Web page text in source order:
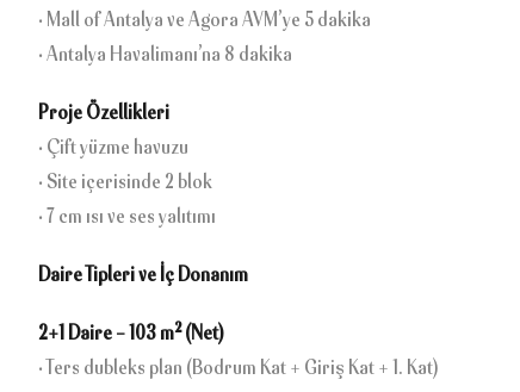
• Mall of Antalya ve Agora AVM’ye 5 dakika
• Antalya Havalimanı’na 8 dakika
Proje Özellikleri
• Çift yüzme havuzu
• Site içerisinde 2 blok
• 7 cm ısı ve ses yalıtımı
Daire Tipleri ve İç Donanım
2+1 Daire – 103 m² (Net)
• Ters dubleks plan (Bodrum Kat + Giriş Kat + 1. Kat)